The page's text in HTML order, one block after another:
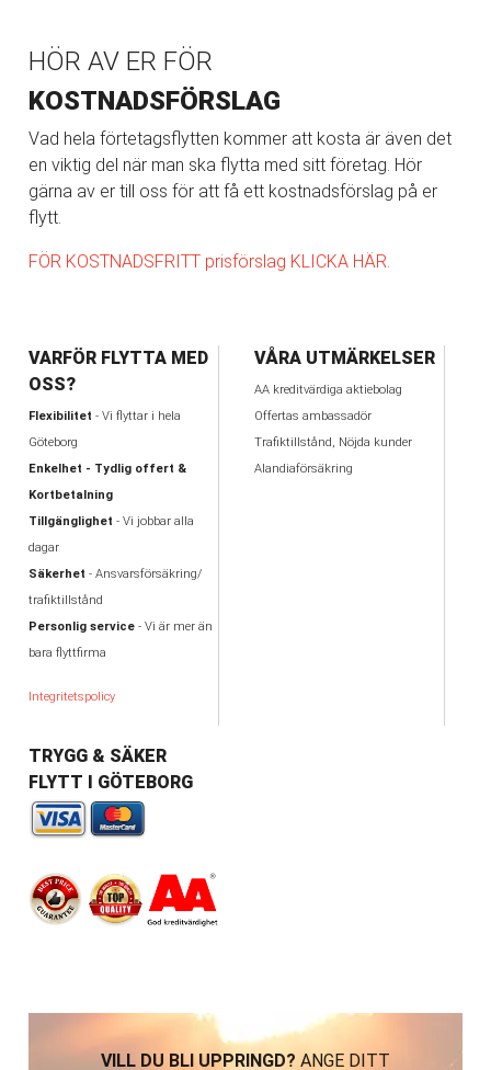
HÖR AV ER FÖR
KOSTNADSFÖRSLAG
Vad hela förtetagsflytten kommer att kosta är även det
en viktig del när man ska flytta med sitt företag. Hör
gärna av er till oss för att få ett kostnadsförslag på er
flytt.
FÖR KOSTNADSFRITT prisförslag KLICKA HÄR.
VARFÖR FLYTTA MED
OSS?
Flexibilitet - Vi flyttar i hela
Göteborg
Enkelhet - Tydlig offert &
Kortbetalning
Tillgänglighet - Vi jobbar alla
dagar
Säkerhet - Ansvarsförsäkring/
trafiktillstånd
Personlig service- Vi är mer än
bara flyttfirma
Integritetspolicy
VÅRA UTMÄRKELSER
AA kreditvärdiga aktiebolag
Offertas ambassadör
Trafiktillstånd, Nöjda kunder
Alandiaförsäkring
TRYGG & SÄKER
FLYTT I GÖTEBORG
VILL DU BLI UPPRINGD? ANGE DITT